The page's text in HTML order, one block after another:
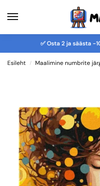
✅ Osta 2 ja säästa -
Esileht / Maalimine numbrite